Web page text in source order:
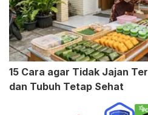
15 Cara agar Tidak Jajan
dan Tubuh Tetap Sehat